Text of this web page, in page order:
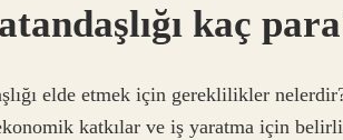
kaç
elde etmek için gereklilikler
katkılar ve iş yaratma için